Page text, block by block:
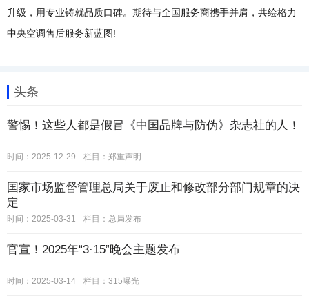
升级，用专业铸就品质口碑。期待与全国服务商携手并肩，共绘格力
中央空调售后服务新蓝图!
头条
警惕！这些人都是假冒《中国品牌与防伪》杂志社的人！
时间：2025-12-29 栏目： 郑重声明
国家市场监督管理总局关于废止和修改部分部门规章的决
定
时间：2025-03-31 栏目： 总局发布
官宣！2025年“3·15”晚会主题发布
时间：2025-03-14 栏目： 315曝光